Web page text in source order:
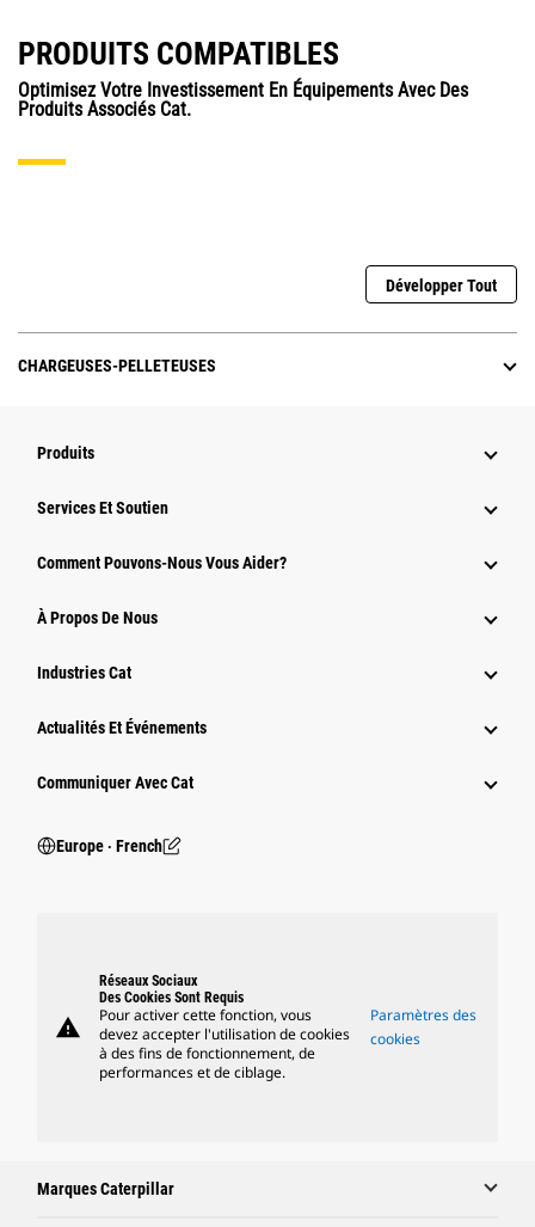
PRODUITS COMPATIBLES
Optimisez Votre Investissement En Équipements Avec Des
Produits Associés Cat.
Développer Tout
CHARGEUSES-PELLETEUSES
Produits
Services Et Soutien
Comment Pouvons-Nous Vous Aider?
À Propos De Nous
Industries Cat
Actualités Et Événements
Communiquer Avec Cat
Europe ‧ French
warning
Réseaux Sociaux
Des Cookies Sont Requis
Pour activer cette fonction, vous
devez accepter l'utilisation de cookies
à des fins de fonctionnement, de
performances et de ciblage.
Paramètres des
cookies
Marques Caterpillar